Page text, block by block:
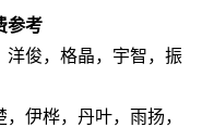
参考
洋俊，格晶，宇智，振
伊桦，丹叶，雨扬，